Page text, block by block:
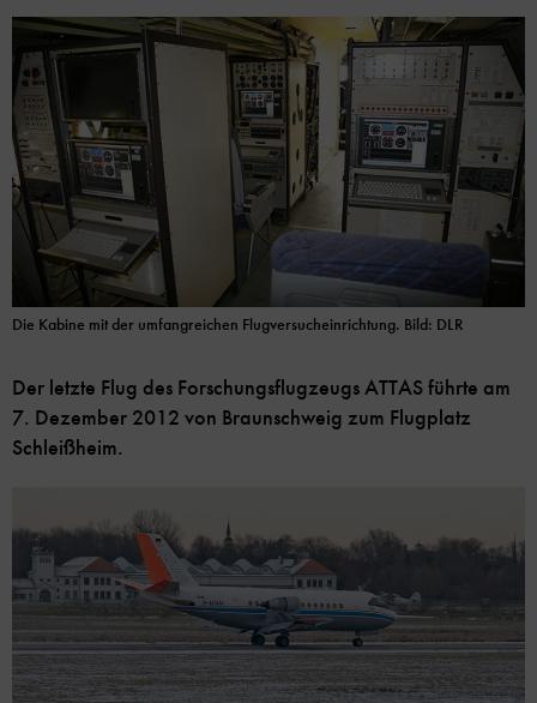
Die Kabine mit der umfangreichen Flugversucheinrichtung. Bild: DLR
Der letzte Flug des Forschungsflugzeugs ATTAS führte am
7. Dezember 2012 von Braunschweig zum Flugplatz
Schleißheim.